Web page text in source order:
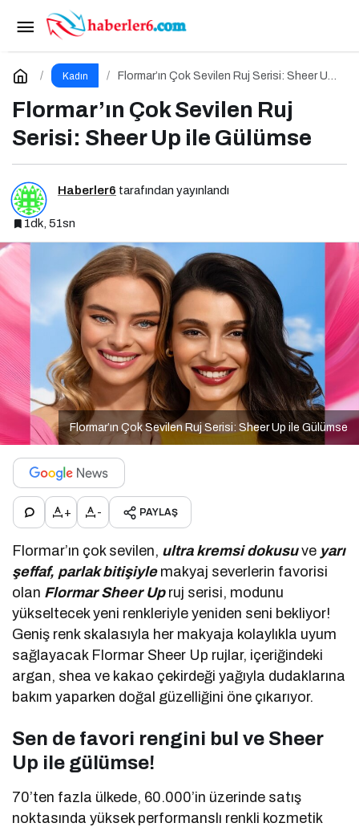
Kadın
Flormar’ın Çok Sevilen Ruj Serisi: Sheer Up
Flormar’ın Çok Sevilen Ruj
Serisi: Sheer Up ile Gülümse
Haberler6 tarafından yayınlandı
1dk, 51sn
Flormar’ın Çok Sevilen Ruj Serisi: Sheer Up ile Gülümse
+ - PAYLAŞ
Flormar’ın çok sevilen, ultra kremsi dokusuve yarı
şeffaf, parlak bitişiylemakyaj severlerin favorisi
olan Flormar Sheer Upruj serisi, modunu
yükseltecek yeni renkleriyle yeniden seni bekliyor!
Geniş renk skalasıyla her makyaja kolaylıkla uyum
sağlayacak Flormar Sheer Up rujlar, içeriğindeki
argan, shea ve kakao çekirdeği yağıyla dudaklarına
bakım yaparken doğal güzelliğini öne çıkarıyor.
Sen de favori rengini bul ve Sheer
Up ile gülümse!
70’ten fazla ülkede, 60.000’in üzerinde satış
noktasında yüksek performanslı renkli kozmetik
Flormar’ın Çok Sevilen Ruj Serisi: Sheer Up ile
Gülümse
Yorum Yap